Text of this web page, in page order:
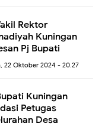
Rektor
Kuningan
Pj Bupati
22 Oktober 2024 - 20.27
Kuningan
Petugas
Desa